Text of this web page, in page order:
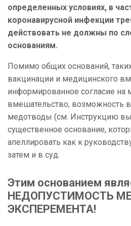
определенных условиях, в
коронавирусной инфекции
действовать не должны по
основаниям.
Помимо общих оснований,
вакцинации и медицинского
информированное согласие на
вмешательство, возможность
медотводы (см. Инструкцию
существенное основание,
апеллировать как к
затем и в суд.
Этим основанием
НЕДОПУСТИМОСТЬ
ЭКСПЕРЕМЕНТА!